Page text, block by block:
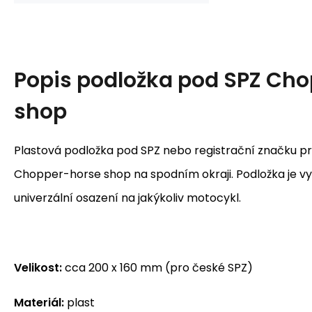
Popis podložka pod SPZ
shop
Plastová podložka pod SPZ nebo registrační značku
Chopper-horse shop na spodním okraji. Podložka je
univerzální osazení na jakýkoliv motocykl.
Velikost:cca 200 x 160 mm (pro české SPZ)
Materiál: plast